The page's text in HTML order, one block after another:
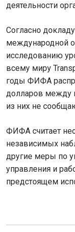
деятельности
Согласно
международной
исследованию
всему миру
годы ФИФА
долларов между
из них не
ФИФА считает
независимых
другие меры по
управления и
предстоящем